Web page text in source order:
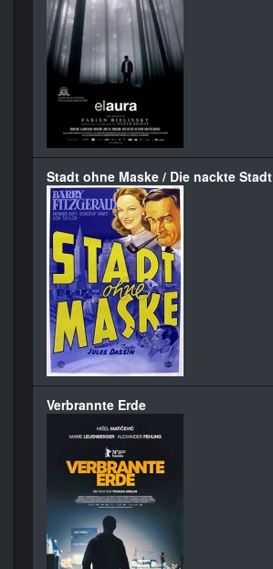
Stadt ohne Maske / Die nackte Stadt
Verbrannte Erde